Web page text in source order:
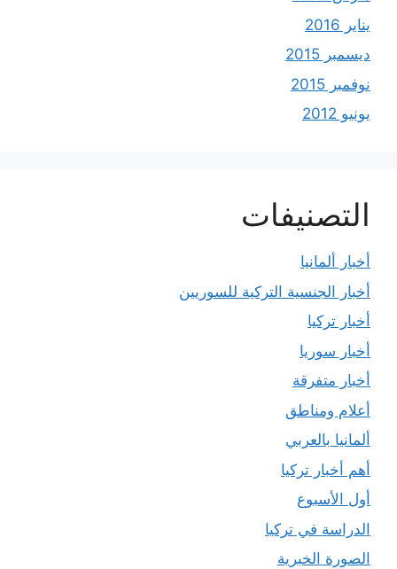
يناير 2016
ديسمبر 2015
نوفمبر 2015
يونيو 2012
التصنيفات
أخبار ألمانيا
أخبار الجنسية التركية للسوريين
أخبار تركيا
أخبار سوريا
أخبار متفرقة
أعلام ومناطق
ألمانيا بالعربي
أهم أخبار تركيا
أول الأسبوع
الدراسة في تركيا
الصورة الخبرية